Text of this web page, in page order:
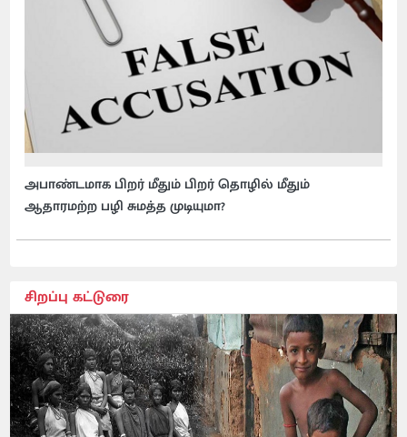
அபாண்டமாக பிறர் மீதும் பிறர் தொழில் மீதும்
ஆதாரமற்ற பழி சுமத்த முடியுமா?
சிறப்பு கட்டுரை